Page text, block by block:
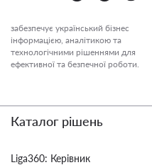
забезпечує український бізнес
інформацією, аналітикою та
технологічними рішеннями для
ефективної та безпечної роботи.
Каталог рішень
Liga360: Керівник